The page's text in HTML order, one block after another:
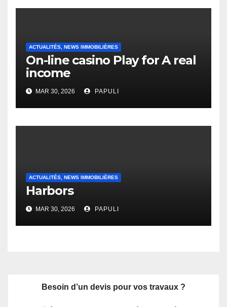
ACTUALITÉS, NEWS IMMOBILIÈRES
On-line casino Play for A real
income
MAR 30, 2026 PAPULI
ACTUALITÉS, NEWS IMMOBILIÈRES
Harbors
MAR 30, 2026 PAPULI
Besoin d’un devis pour vos travaux ?